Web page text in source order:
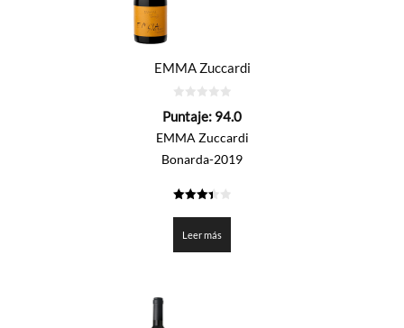
EMMA Zuccardi
de
Puntaje: 94.0
EMMA Zuccardi
Bonarda-2019
Leer más